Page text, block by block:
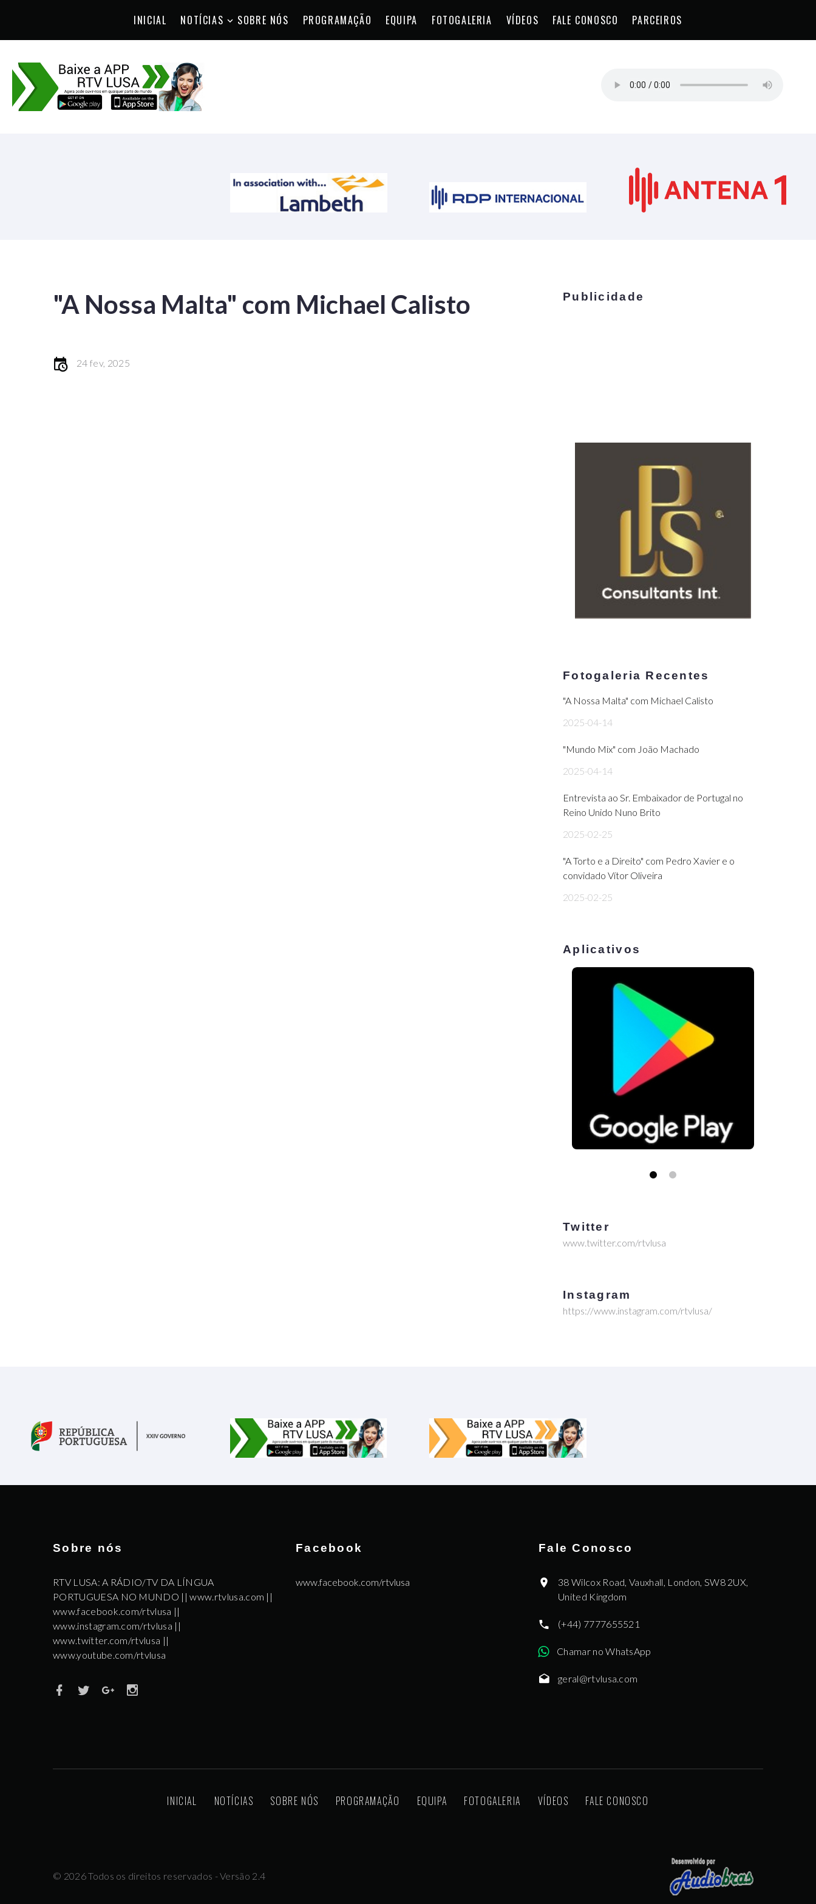
INICIAL NOTÍCIAS SOBRE NÓS PROGRAMAÇÃO EQUIPA FOTOGALERIA VÍDEOS FALE CONOSCO PARCEIROS
"A Nossa Malta" com Michael Calisto
24 fev, 2025
Publicidade
Fotogaleria Recentes
"A Nossa Malta" com Michael Calisto
2025-04-14
"Mundo Mix" com João Machado
2025-04-14
Entrevista ao Sr. Embaixador de Portugal no
Reino Unido Nuno Brito
2025-02-25
"A Torto e a Direito" com Pedro Xavier e o
convidado Vítor Oliveira
2025-02-25
Aplicativos
Twitter
www.twitter.com/rtvlusa
Instagram
https://www.instagram.com/rtvlusa/
Sobre nós
RTV LUSA: A RÁDIO/TV DA LÍNGUA
PORTUGUESA NO MUNDO || www.rtvlusa.com ||
www.facebook.com/rtvlusa ||
www.instagram.com/rtvlusa ||
www.twitter.com/rtvlusa ||
www.youtube.com/rtvlusa
Facebook
www.facebook.com/rtvlusa
Fale Conosco
38 Wilcox Road, Vauxhall, London, SW8 2UX,
United Kingdom
(+44) 7777655521
Chamar no WhatsApp
geral@rtvlusa.com
INICIAL NOTÍCIAS SOBRE NÓS PROGRAMAÇÃO EQUIPA FOTOGALERIA VÍDEOS FALE CONOSCO
© 2026Todos os direitos reservados - Versão 2.4